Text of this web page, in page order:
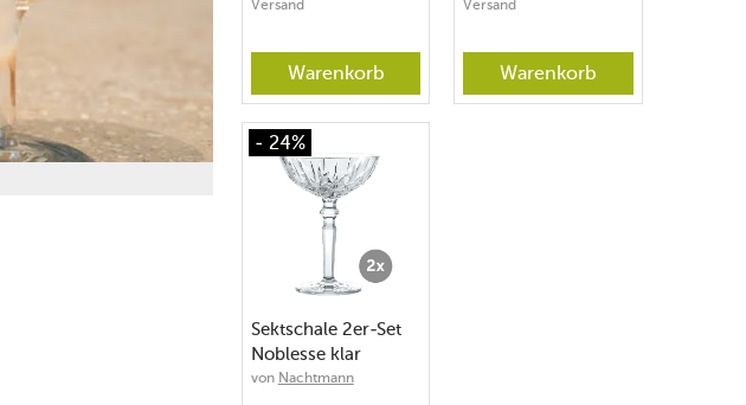
Versand
Warenkorb
Versand
Warenkorb
- 24%
Sektschale 2er-Set
Noblesse klar
von Nachtmann